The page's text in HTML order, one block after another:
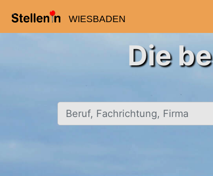
WIESBADEN
Die
Beruf, Fachrichtung, Firma